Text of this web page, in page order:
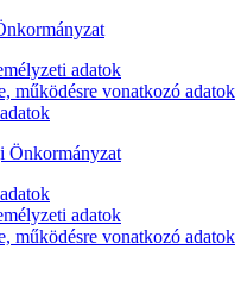
adatok
működésre vonatkozó adatok
Önkormányzat
adatok
működésre vonatkozó adatok